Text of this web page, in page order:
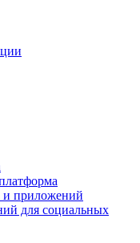
и приложений
для социальных